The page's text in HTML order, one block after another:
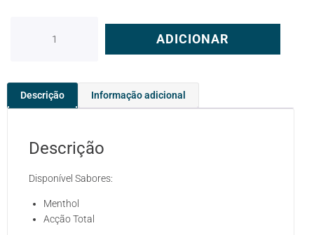
ADICIONAR
Descrição Informação adicional
Descrição
Disponível Sabores:
Menthol
Acção Total